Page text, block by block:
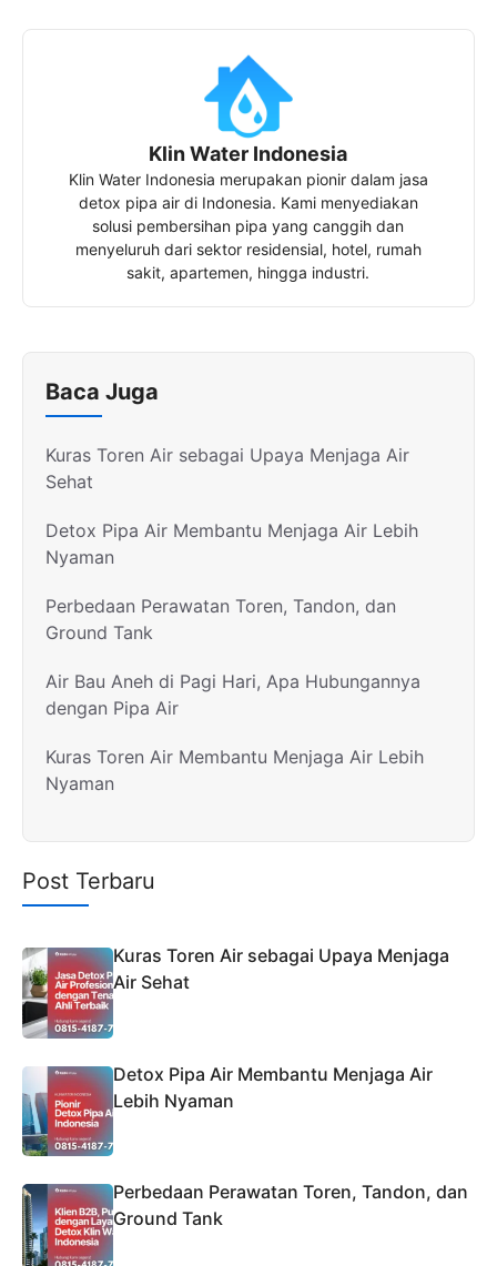
Klin Water Indonesia
Klin Water Indonesia merupakan pionir dalam jasa
detox pipa air di Indonesia. Kami menyediakan
solusi pembersihan pipa yang canggih dan
menyeluruh dari sektor residensial, hotel, rumah
sakit, apartemen, hingga industri.
Baca Juga
Kuras Toren Air sebagai Upaya Menjaga Air
Sehat
Detox Pipa Air Membantu Menjaga Air Lebih
Nyaman
Perbedaan Perawatan Toren, Tandon, dan
Ground Tank
Air Bau Aneh di Pagi Hari, Apa Hubungannya
dengan Pipa Air
Kuras Toren Air Membantu Menjaga Air Lebih
Nyaman
Post Terbaru
Kuras Toren Air sebagai Upaya Menjaga
Air Sehat
Detox Pipa Air Membantu Menjaga Air
Lebih Nyaman
Perbedaan Perawatan Toren, Tandon, dan
Ground Tank